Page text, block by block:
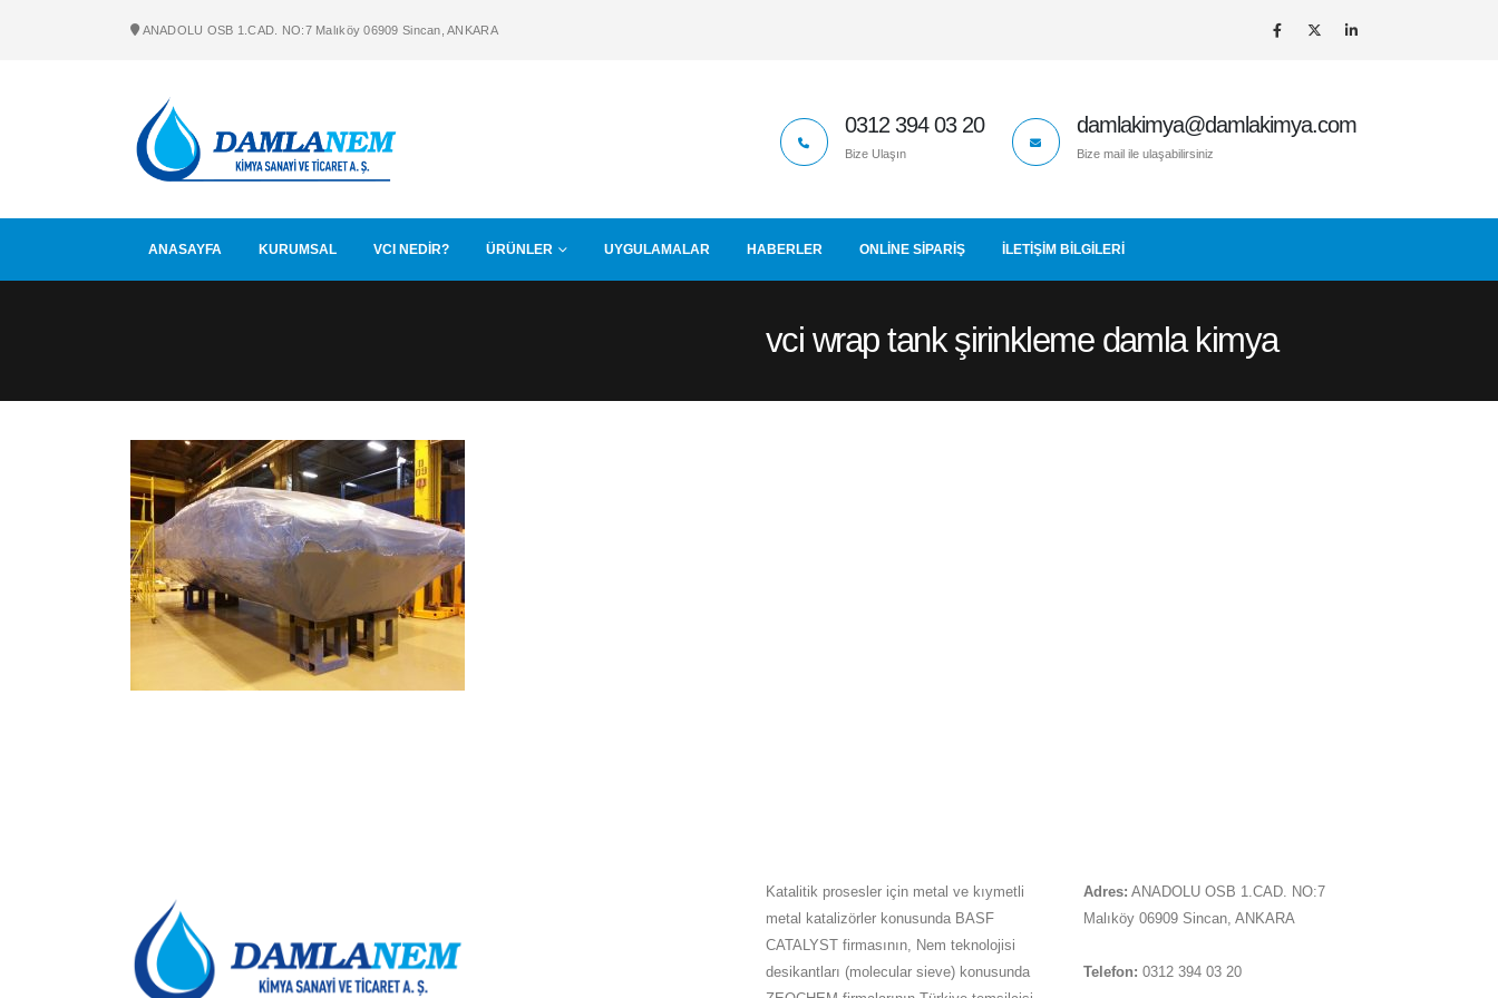
ANADOLU OSB 1.CAD. NO:7 Malıköy 06909 Sincan, ANKARA
0312 394 03 20
Bize Ulaşın
damlakimya@damlakimya.com
Bize mail ile ulaşabilirsiniz
ANASAYFA KURUMSAL VCI NEDİR? ÜRÜNLER UYGULAMALAR HABERLER ONLINE SIPARIŞ İLETIŞIM BİLGİLERİ
vci wrap tank şirinkleme damla kimya
Katalitik prosesler için metal ve kıymetli
metal katalizörler konusunda BASF
CATALYST firmasının, Nem teknolojisi
desikantları (molecular sieve) konusunda
Adres: ANADOLU OSB 1.CAD. NO:7
Malıköy 06909 Sincan, ANKARA
Telefon: 0312 394 03 20